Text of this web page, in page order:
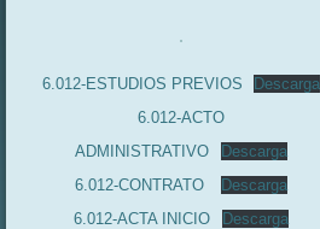
6.012-ESTUDIOS PREVIOS
Descarga
6.012-ACTO
ADMINISTRATIVO
Descarga
6.012-CONTRATO
Descarga
6.012-ACTA INICIO
Descarga